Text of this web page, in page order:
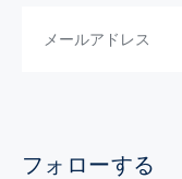
フォローする